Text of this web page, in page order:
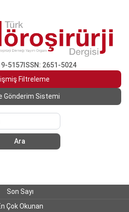
5157 ISSN: 2651-5024
Filtreleme
Gönderim Sistemi
Ara
Son Sayı
Çok Okunan